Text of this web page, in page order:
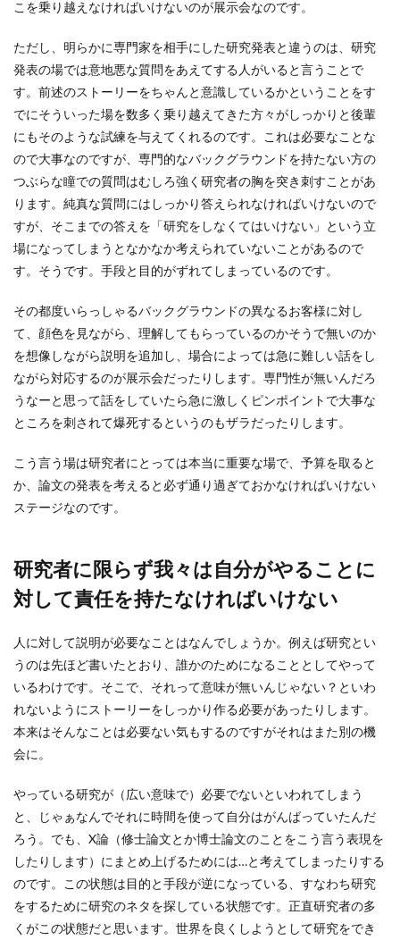
こを乗り越えなければいけないのが展示会なのです。
ただし、明らかに専門家を相手にした研究発表と違うのは、研究
発表の場では意地悪な質問をあえてする人がいると言うことで
す。前述のストーリーをちゃんと意識しているかということをす
でにそういった場を数多く乗り越えてきた方々がしっかりと後輩
にもそのような試練を与えてくれるのです。これは必要なことな
ので大事なのですが、専門的なバックグラウンドを持たない方の
つぶらな瞳での質問はむしろ強く研究者の胸を突き刺すことがあ
ります。純真な質問にはしっかり答えられなければいけないので
すが、そこまでの答えを「研究をしなくてはいけない」という立
場になってしまうとなかなか考えられていないことがあるので
す。そうです。手段と目的がずれてしまっているのです。
その都度いらっしゃるバックグラウンドの異なるお客様に対し
て、顔色を見ながら、理解してもらっているのかそうで無いのか
を想像しながら説明を追加し、場合によっては急に難しい話をし
ながら対応するのが展示会だったりします。専門性が無いんだろ
うなーと思って話をしていたら急に激しくピンポイントで大事な
ところを刺されて爆死するというのもザラだったりします。
こう言う場は研究者にとっては本当に重要な場で、予算を取ると
か、論文の発表を考えると必ず通り過ぎておかなければいけない
ステージなのです。
研究者に限らず我々は自分がやることに
対して責任を持たなければいけない
人に対して説明が必要なことはなんでしょうか。例えば研究とい
うのは先ほど書いたとおり、誰かのためになることとしてやって
いるわけです。そこで、それって意味が無いんじゃない？といわ
れないようにストーリーをしっかり作る必要があったりします。
本来はそんなことは必要ない気もするのですがそれはまた別の機
会に。
やっている研究が（広い意味で）必要でないといわれてしまう
と、じゃぁなんでそれに時間を使って自分はがんばっていたんだ
ろう。でも、X論（修士論文とか博士論文のことをこう言う表現を
したりします）にまとめ上げるためには…と考えてしまったりする
のです。この状態は目的と手段が逆になっている、すなわち研究
をするために研究のネタを探している状態です。正直研究者の多
くがこの状態だと思います。世界を良くしようとして研究をでき